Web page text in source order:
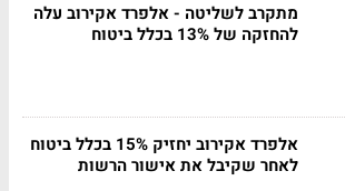
מתקרב לשליטה - אלפרד אקירוב עלה
להחזקה של 13% בכלל ביטוח
אלפרד אקירוב יחזיק 15% בכלל ביטוח
לאחר שקיבל את אישור הרשות